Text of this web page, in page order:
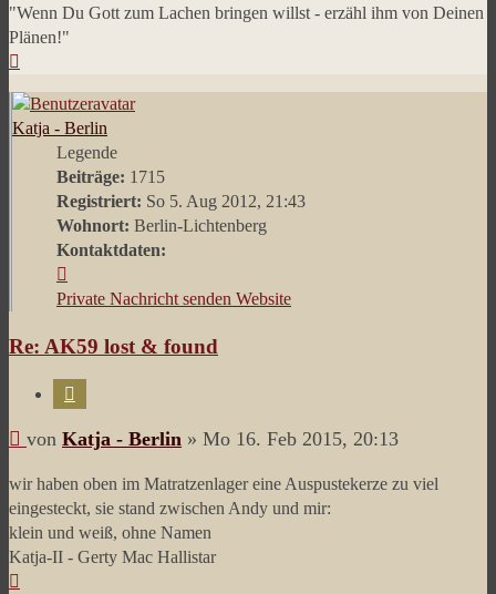
"Wenn Du Gott zum Lachen bringen willst - erzähl ihm von Deinen
Plänen!"
Katja - Berlin
Legende
Beiträge: 1715
Registriert: So 5. Aug 2012, 21:43
Wohnort: Berlin-Lichtenberg
Kontaktdaten:
von
-
Private Nachricht senden Website
Re: AK59 lost & found
Beitrag
von Katja - Berlin » Mo 16. Feb 2015, 20:13
wir haben oben im Matratzenlager eine Auspustekerze zu viel
eingesteckt, sie stand zwischen Andy und mir:
klein und weiß, ohne Namen
Katja-II - Gerty Mac Hallistar